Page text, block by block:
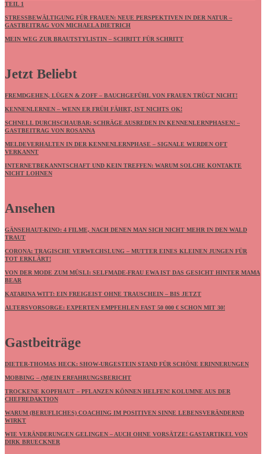
TEIL 1
STRESSBEWÄLTIGUNG FÜR FRAUEN: NEUE PERSPEKTIVEN IN DER NATUR –
GASTBEITRAG VON MICHAELA DIETRICH
MEIN WEG ZUR BRAUTSTYLISTIN – SCHRITT FÜR SCHRITT
Jetzt Beliebt
FREMDGEHEN, LÜGEN & ZOFF – BAUCHGEFÜHL VON FRAUEN TRÜGT NICHT!
KENNENLERNEN – WENN ER FRÜH FÄHRT, IST NICHTS OK!
SCHNELL DURCHSCHAUBAR: SCHRÄGE AUSREDEN IN KENNENLERNPHASEN! –
GASTBEITRAG VON ROSANNA
MELDEVERHALTEN IN DER KENNENLERNPHASE – SIGNALE WERDEN OFT
VERKANNT
INTERNETBEKANNTSCHAFT UND KEIN TREFFEN: WARUM SOLCHE KONTAKTE
NICHT LOHNEN
Ansehen
GÄNSEHAUT-KINO: 4 FILME, NACH DENEN MAN SICH NICHT MEHR IN DEN WALD
TRAUT
CORONA: TRAGISCHE VERWECHSLUNG – MUTTER EINES KLEINEN JUNGEN FÜR
TOT ERKLÄRT!
VON DER MODE ZUM MÜSLI: SELFMADE-FRAU EWA IST DAS GESICHT HINTER MAMA
BEAR
KATARINA WITT: EIN FREIGEIST OHNE TRAUSCHEIN – BIS JETZT
ALTERSVORSORGE: EXPERTEN EMPFEHLEN FAST 50 000 € SCHON MIT 30!
Gastbeiträge
DIETER-THOMAS HECK: SHOW-URGESTEIN STAND FÜR SCHÖNE ERINNERUNGEN
MOBBING – (M)EIN ERFAHRUNGSBERICHT
TROCKENE KOPFHAUT – PFLANZEN KÖNNEN HELFEN! KOLUMNE AUS DER
CHEFREDAKTION
WARUM (BERUFLICHES) COACHING IM POSITIVEN SINNE LEBENSVERÄNDERND
WIRKT
WIE VERÄNDERUNGEN GELINGEN – AUCH OHNE VORSÄTZE! GASTARTIKEL VON
DIRK BRUECKNER